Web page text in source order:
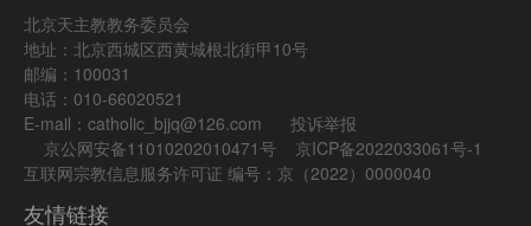
北京天主教教务委员会
地址：北京西城区西黄城根北街甲10号
邮编：100031
电话：010-66020521
E-mail：catholic_bjjq@126.com 投诉举报
京公网安备11010202010471号
京ICP备2022033061号-1
互联网宗教信息服务许可证 编号：京（2022）0000040
友情链接